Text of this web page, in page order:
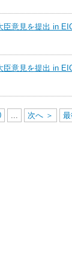
意見を提出 in
臣意見を提出 in
... 次へ ＞